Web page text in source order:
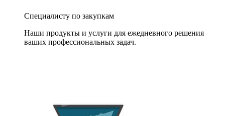
Специалисту по закупкам
Наши продукты и услуги для ежедневного решения
ваших профессиональных задач.